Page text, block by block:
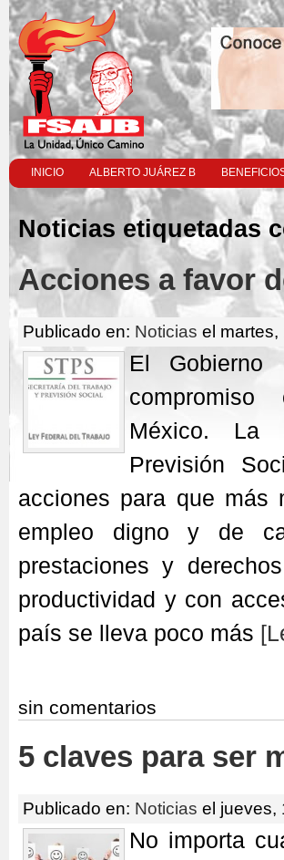
INICIO ALBERTO JUÁREZ B
Noticias etiquetadas
Acciones a favor
Publicado en: Noticias el
El
México. La
Previsión
acciones para que más
empleo digno y de
prestaciones y
productividad y con
país se lleva poco más
sin comentarios
5 claves para ser
Publicado en: Noticias el jueves,
No importa